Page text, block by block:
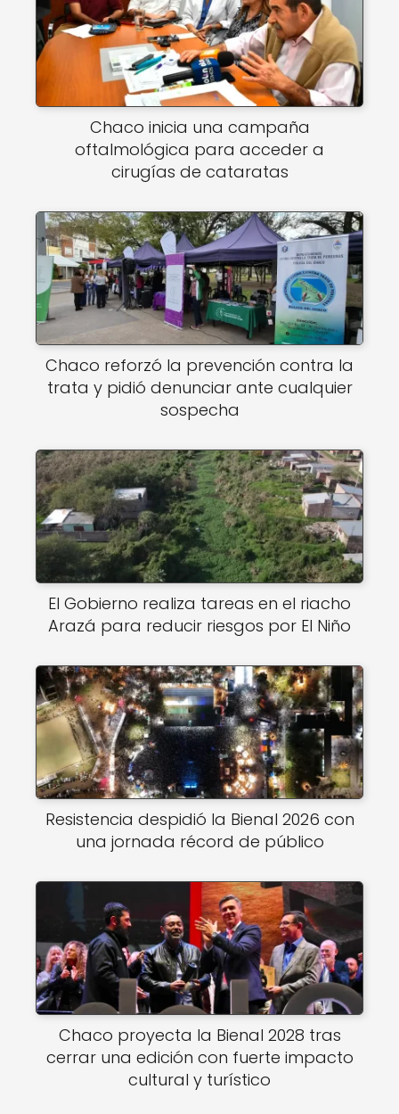
Chaco inicia una campaña
oftalmológica para acceder a
cirugías de cataratas
Chaco reforzó la prevención contra la
trata y pidió denunciar ante cualquier
sospecha
El Gobierno realiza tareas en el riacho
Arazá para reducir riesgos por El Niño
Resistencia despidió la Bienal 2026 con
una jornada récord de público
Chaco proyecta la Bienal 2028 tras
cerrar una edición con fuerte impacto
cultural y turístico